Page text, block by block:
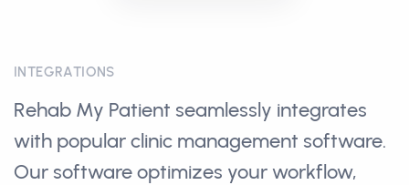
INTEGRATIONS
Rehab My Patient seamlessly integrates
with popular clinic management software.
Our software optimizes your workflow,